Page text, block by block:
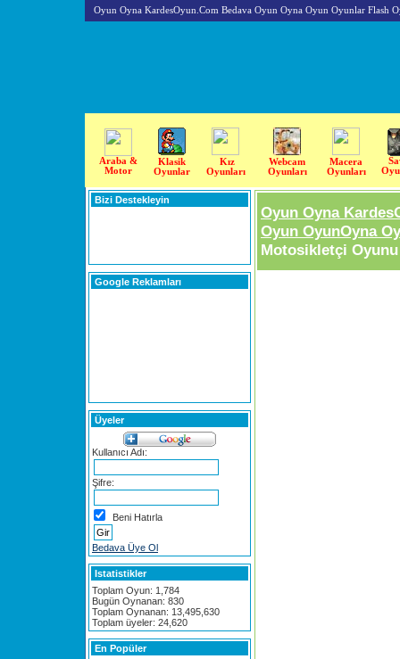
Oyun Oyna KardesOyun.Com Bedava Oyun Oyna Oyun Oyunlar Flash
Araba &
Motor
Klasik
Oyunlar
Kız
Oyunları
Webcam
Oyunları
Macera
Oyunları
Bizi Destekleyin
Google Reklamları
Üyeler
Kullanıcı Adı:
Şifre:
Beni Hatırla
Bedava Üye Ol
Istatistikler
Toplam Oyun: 1,784
Bugün Oynanan: 830
Toplam Oynanan: 13,495,630
Toplam üyeler: 24,620
En Popüler
Oyun Oyna
Oyun OyunOyna
Motosikletçi Oyunu